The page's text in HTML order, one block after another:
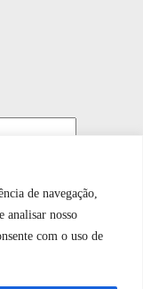
de navegação,
analisar nosso
com o uso de